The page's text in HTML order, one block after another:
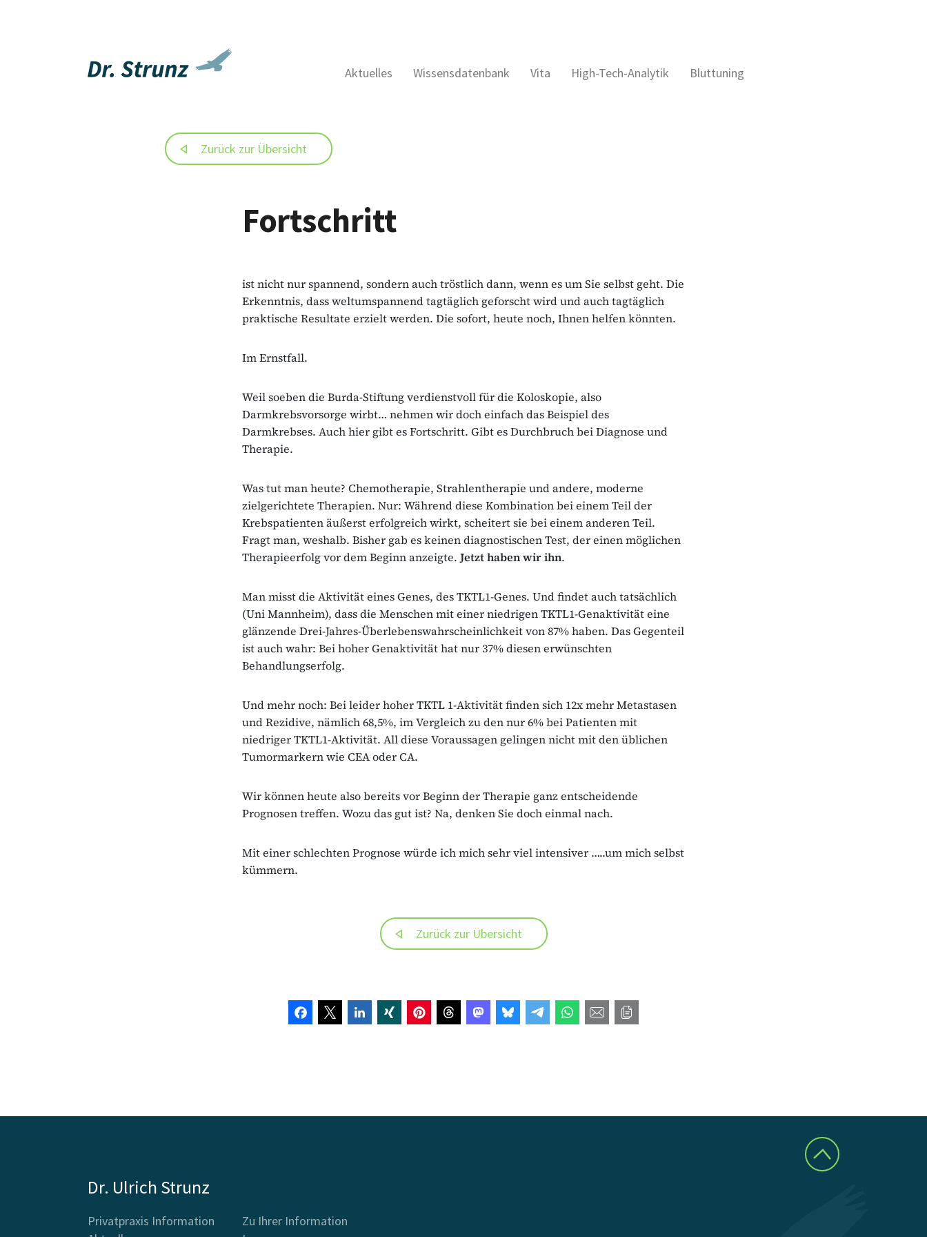
Aktuelles Wissensdatenbank Vita High-Tech-Analytik Bluttuning
Zurück zur Übersicht
Fortschritt
ist nicht nur spannend, sondern auch tröstlich dann, wenn es um Sie selbst geht. Die
Erkenntnis, dass weltumspannend tagtäglich geforscht wird und auch tagtäglich
praktische Resultate erzielt werden. Die sofort, heute noch, Ihnen helfen könnten.
Im Ernstfall.
Weil soeben die Burda-Stiftung verdienstvoll für die Koloskopie, also
Darmkrebsvorsorge wirbt… nehmen wir doch einfach das Beispiel des
Darmkrebses. Auch hier gibt es Fortschritt. Gibt es Durchbruch bei Diagnose und
Therapie.
Was tut man heute? Chemotherapie, Strahlentherapie und andere, moderne
zielgerichtete Therapien. Nur: Während diese Kombination bei einem Teil der
Krebspatienten äußerst erfolgreich wirkt, scheitert sie bei einem anderen Teil.
Fragt man, weshalb. Bisher gab es keinen diagnostischen Test, der einen möglichen
Therapieerfolg vor dem Beginn anzeigte. Jetzt haben wir ihn.
Man misst die Aktivität eines Genes, des TKTL1-Genes. Und findet auch tatsächlich
(Uni Mannheim), dass die Menschen mit einer niedrigen TKTL1-Genaktivität eine
glänzende Drei-Jahres-Überlebenswahrscheinlichkeit von 87% haben. Das Gegenteil
ist auch wahr: Bei hoher Genaktivität hat nur 37% diesen erwünschten
Behandlungserfolg.
Und mehr noch: Bei leider hoher TKTL 1-Aktivität finden sich 12x mehr Metastasen
und Rezidive, nämlich 68,5%, im Vergleich zu den nur 6% bei Patienten mit
niedriger TKTL1-Aktivität. All diese Voraussagen gelingen nicht mit den üblichen
Tumormarkern wie CEA oder CA.
Wir können heute also bereits vor Beginn der Therapie ganz entscheidende
Prognosen treffen. Wozu das gut ist? Na, denken Sie doch einmal nach.
Mit einer schlechten Prognose würde ich mich sehr viel intensiver …..um mich selbst
kümmern.
Zurück zur Übersicht
Dr. Ulrich Strunz
Privatpraxis Information
Zu Ihrer Information